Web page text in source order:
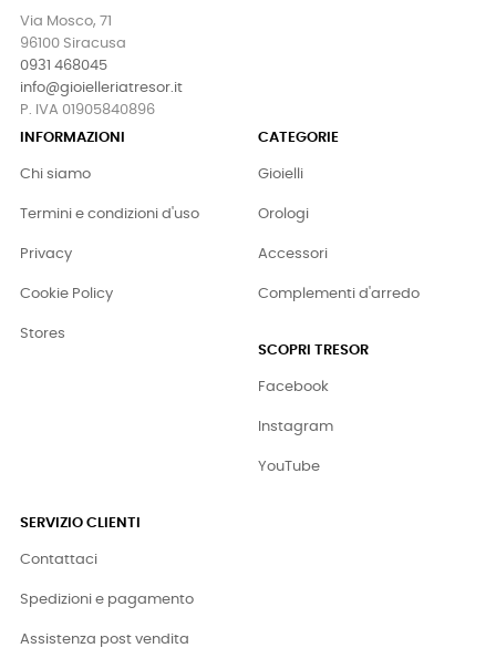
Via Mosco, 71
96100 Siracusa
0931 468045
info@gioielleriatresor.it
P. IVA 01905840896
INFORMAZIONI
Chi siamo
Termini e condizioni d'uso
Privacy
Cookie Policy
Stores
CATEGORIE
Gioielli
Orologi
Accessori
Complementi d'arredo
SCOPRI TRESOR
Facebook
Instagram
YouTube
SERVIZIO CLIENTI
Contattaci
Spedizioni e pagamento
Assistenza post vendita